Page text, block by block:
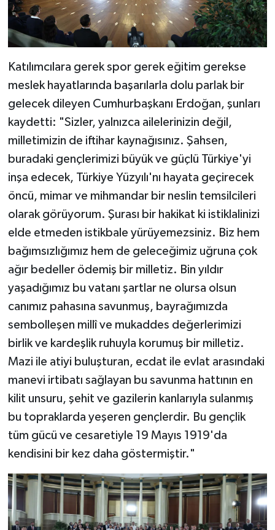
Katılımcılara gerek spor gerek eğitim gerekse
meslek hayatlarında başarılarla dolu parlak bir
gelecek dileyen Cumhurbaşkanı Erdoğan, şunları
kaydetti: "Sizler, yalnızca ailelerinizin değil,
milletimizin de iftihar kaynağısınız. Şahsen,
buradaki gençlerimizi büyük ve güçlü Türkiye'yi
inşa edecek, Türkiye Yüzyılı'nı hayata geçirecek
öncü, mimar ve mihmandar bir neslin temsilcileri
olarak görüyorum. Şurası bir hakikat ki istiklalinizi
elde etmeden istikbale yürüyemezsiniz. Biz hem
bağımsızlığımız hem de geleceğimiz uğruna çok
ağır bedeller ödemiş bir milletiz. Bin yıldır
yaşadığımız bu vatanı şartlar ne olursa olsun
canımız pahasına savunmuş, bayrağımızda
sembolleşen millî ve mukaddes değerlerimizi
birlik ve kardeşlik ruhuyla korumuş bir milletiz.
Mazi ile atiyi buluşturan, ecdat ile evlat arasındaki
manevi irtibatı sağlayan bu savunma hattının en
kilit unsuru, şehit ve gazilerin kanlarıyla sulanmış
bu topraklarda yeşeren gençlerdir. Bu gençlik
tüm gücü ve cesaretiyle 19 Mayıs 1919'da
kendisini bir kez daha göstermiştir."